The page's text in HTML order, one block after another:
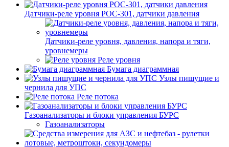
Датчики-реле уровня РОС-301, датчики давления
Датчики-реле уровня, давления, напора и тяги,
уровнемеры
Реле уровня
Бумага диаграммная
Узлы пишущие и
чернила для УПС
Реле потока
Газоанализаторы и блоки управления БУРС
Газоанализаторы